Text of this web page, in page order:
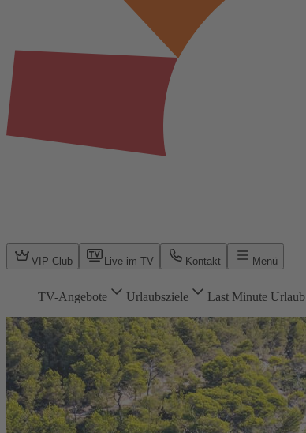
VIP Club Live im TV Kontakt Menü
TV-Angebote Urlaubsziele Last Minute Urlaub